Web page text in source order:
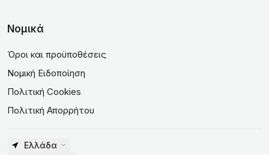
Νομικά
Όροι και προϋποθέσεις
Νομική Ειδοποίηση
Πολιτική Cookies
Πολιτική Απορρήτου
Ελλάδα